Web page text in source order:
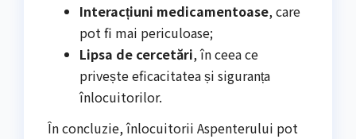
Interacțiuni medicamentoase, care
pot fi mai periculoase;
Lipsa de cercetări, în ceea ce
privește eficacitatea și siguranța
înlocuitorilor.
În concluzie, înlocuitorii Aspenterului pot